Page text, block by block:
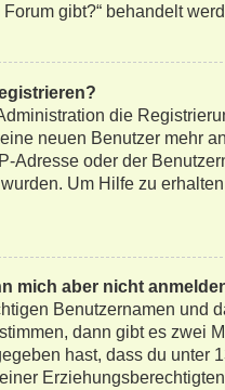
gibt?“ behandelt
die
neuen Benutzer mehr
Adresse oder der
Um Hilfe zu
mich aber nicht
Benutzernamen und
dann gibt es zwei
hast, dass du unter